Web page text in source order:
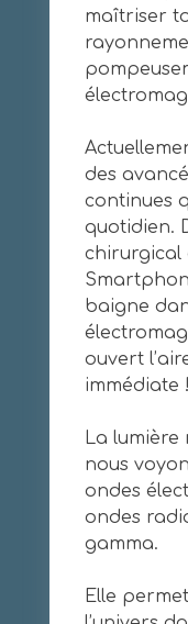
maîtriser
des
continues
quotidien.
chirurgical
baigne
ouvert
immédiate
La lumière
nous
ondes
ondes
gamma.
Elle